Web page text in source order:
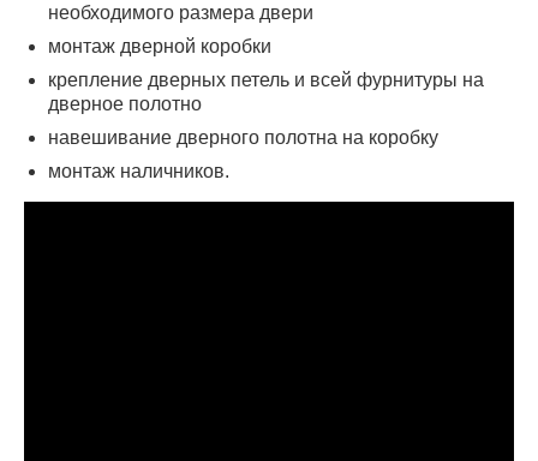
необходимого размера двери
монтаж дверной коробки
крепление дверных петель и всей фурнитуры на
дверное полотно
навешивание дверного полотна на коробку
монтаж наличников.